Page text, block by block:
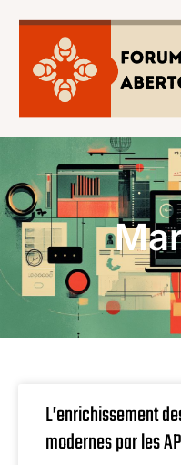
L’enrichissement
modernes par les